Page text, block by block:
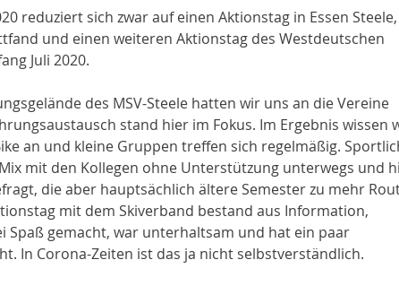
reduziert sich zwar auf einen Aktionstag in Essen
und einen weiteren Aktionstag des Westdeutschen
Juli 2020.
des MSV-Steele hatten wir uns an die Vereine
stand hier im Fokus. Im Ergebnis wissen
an und kleine Gruppen treffen sich regelmäßig.
mit den Kollegen ohne Unterstützung unterwegs und
die aber hauptsächlich ältere Semester zu mehr
mit dem Skiverband bestand aus Information,
Spaß gemacht, war unterhaltsam und hat ein paar
In Corona-Zeiten ist das ja nicht selbstverständlich.